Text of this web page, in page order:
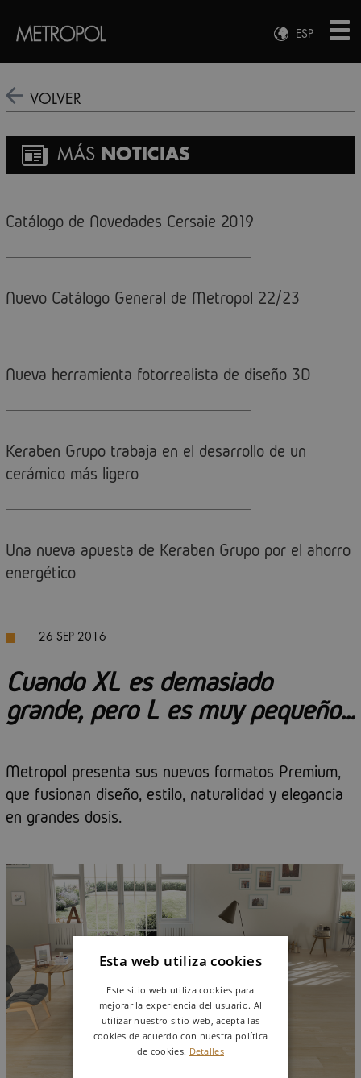
ESP
ENG
VOLVER
MÁS NOTICIAS
Catálogo de Novedades Cersaie 2019
Nuevo Catálogo General de Metropol 22/23
Nueva herramienta fotorrealista de diseño 3D
Keraben Grupo trabaja en el desarrollo de un
cerámico más ligero
Una nueva apuesta de Keraben Grupo por el ahorro
energético
26 SEP 2016
Cuando XL es demasiado
grande, pero L es muy pequeño…
Metropol presenta sus nuevos formatos Premium,
que fusionan diseño, estilo, naturalidad y elegancia
en grandes dosis.
Esta web utiliza cookies
Este sitio web utiliza cookies para
mejorar la experiencia del usuario. Al
utilizar nuestro sitio web, acepta las
cookies de acuerdo con nuestra política
de cookies. Detalles